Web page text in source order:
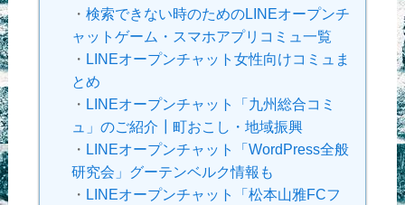
・ 検索できない時のためのLINEオープンチ
ャットゲーム・スマホアプリコミュ一覧
・ LINEオープンチャット女性向けコミュま
とめ
・ LINEオープンチャット「九州総合コミ
ュ」のご紹介┃町おこし・地域振興
・ LINEオープンチャット「WordPress全般
研究会」グーテンベルク情報も
・ LINEオープンチャット「松本山雅FCフ